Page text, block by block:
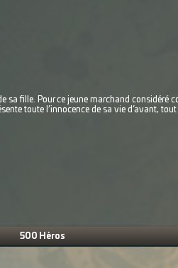
sa fille. Pour ce jeune marchand considéré
toute l’innocence de sa vie d’avant,
500 Héros